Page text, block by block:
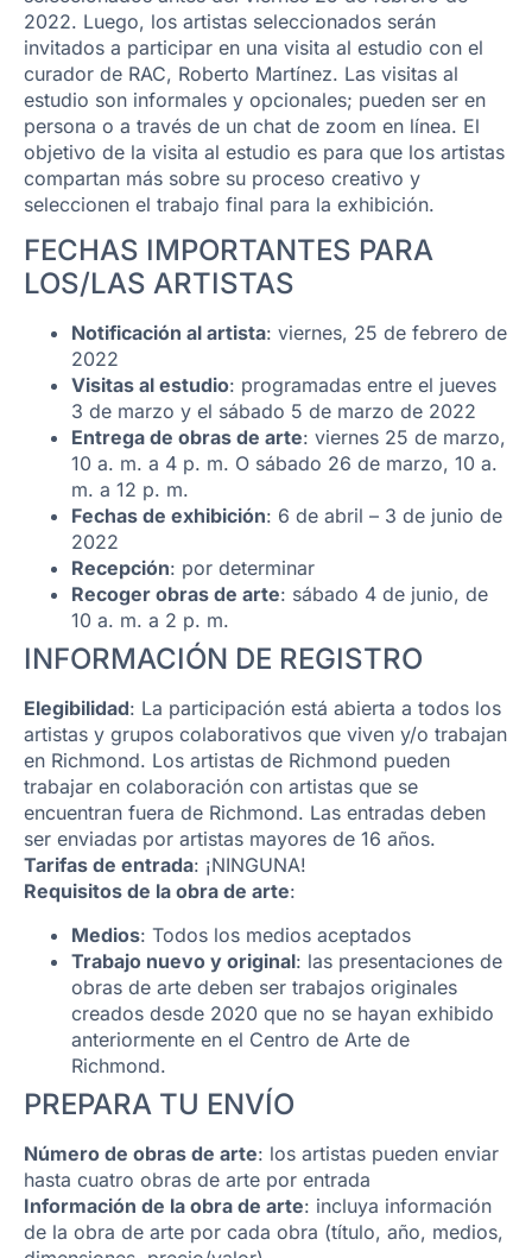
2022. Luego, los artistas seleccionados serán
invitados a participar en una visita al estudio con el
curador de RAC, Roberto Martínez. Las visitas al
estudio son informales y opcionales; pueden ser en
persona o a través de un chat de zoom en línea. El
objetivo de la visita al estudio es para que los artistas
compartan más sobre su proceso creativo y
seleccionen el trabajo final para la exhibición.
FECHAS IMPORTANTES PARA
LOS/LAS ARTISTAS
Notificación al artista: viernes, 25 de febrero de
2022
Visitas al estudio: programadas entre el jueves
3 de marzo y el sábado 5 de marzo de 2022
Entrega de obras de arte: viernes 25 de marzo,
10 a. m. a 4 p. m. O sábado 26 de marzo, 10 a.
m. a 12 p. m.
Fechas de exhibición: 6 de abril – 3 de junio de
2022
Recepción: por determinar
Recoger obras de arte: sábado 4 de junio, de
10 a. m. a 2 p. m.
INFORMACIÓN DE REGISTRO
Elegibilidad: La participación está abierta a todos los
artistas y grupos colaborativos que viven y/o trabajan
en Richmond. Los artistas de Richmond pueden
trabajar en colaboración con artistas que se
encuentran fuera de Richmond. Las entradas deben
ser enviadas por artistas mayores de 16 años.
Tarifas de entrada: ¡NINGUNA!
Requisitos de la obra de arte:
Medios: Todos los medios aceptados
Trabajo nuevo y original: las presentaciones de
obras de arte deben ser trabajos originales
creados desde 2020 que no se hayan exhibido
anteriormente en el Centro de Arte de
Richmond.
PREPARA TU ENVÍO
Número de obras de arte: los artistas pueden enviar
hasta cuatro obras de arte por entrada
Información de la obra de arte: incluya información
de la obra de arte por cada obra (título, año, medios,